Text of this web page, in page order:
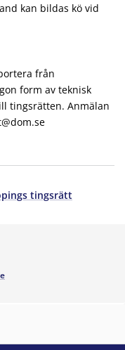
kan bildas kö vid
från
form av teknisk
tingsrätten. Anmälan
tingsrätt